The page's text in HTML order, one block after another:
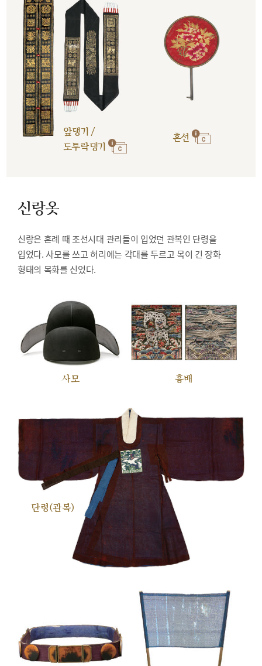
앞댕기 /
도투락댕기
혼선
신랑옷
신랑은 혼례 때 조선시대 관리들이 입었던 관복인 단령을
입었다. 사모를 쓰고 허리에는 각대를 두르고 목이 긴 장화
형태의 목화를 신었다.
사모 흉배
단령(관복)